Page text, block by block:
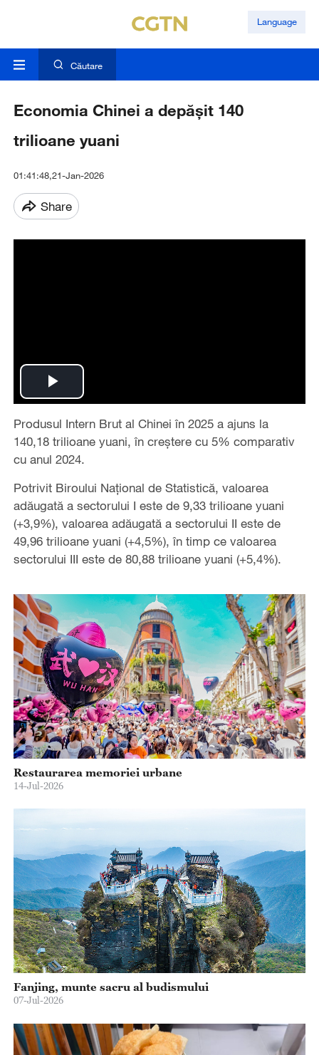
Language
Căutare
Economia Chinei a depășit 140
trilioane yuani
01:41:48,21-Jan-2026
Share
Play
Video
Produsul Intern Brut al Chinei în 2025 a ajuns la
140,18 trilioane yuani, în creștere cu 5% comparativ
cu anul 2024.
Potrivit Biroului Național de Statistică, valoarea
adăugată a sectorului I este de 9,33 trilioane yuani
(+3,9%), valoarea adăugată a sectorului II este de
49,96 trilioane yuani (+4,5%), în timp ce valoarea
sectorului III este de 80,88 trilioane yuani (+5,4%).
Restaurarea memoriei urbane
14-Jul-2026
Fanjing, munte sacru al budismului
07-Jul-2026